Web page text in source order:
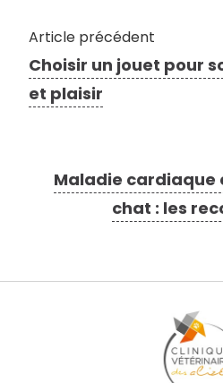
Article précédent
Choisir un jouet pour
et plaisir
Maladie cardiaque
chat : les